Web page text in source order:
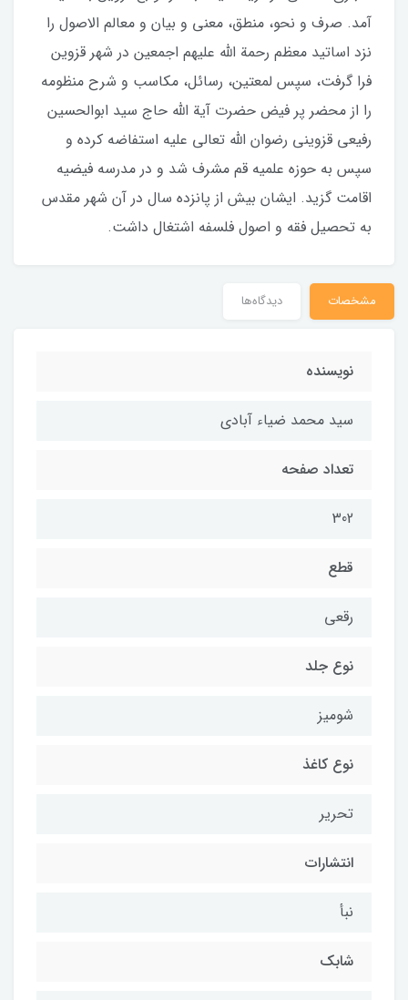
آمد. صرف و نحو، منطق، معنی و بیان و معالم الاصول را
نزد اساتید معظم رحمة الله علیهم اجمعین در شهر قزوین
فرا گرفت، سپس لمعتین، رسائل، مکاسب و شرح منظومه
را از محضر پر فیض حضرت آیة الله حاج سید ابوالحسین
رفیعی قزوینی رضوان الله تعالی علیه استفاضه کرده و
سپس به حوزه علمیه قم مشرف شد و در مدرسه فیضیه
اقامت گزید. ایشان بیش از پانزده سال در آن شهر مقدس
به تحصیل فقه و اصول فلسفه اشتغال داشت.
مشخصات دیدگاه‌ها
نویسنده
سید محمد ضیاء آبادی
تعداد صفحه
302
قطع
رقعی
نوع جلد
شومیز
نوع کاغذ
تحریر
انتشارات
نبأ
شابک